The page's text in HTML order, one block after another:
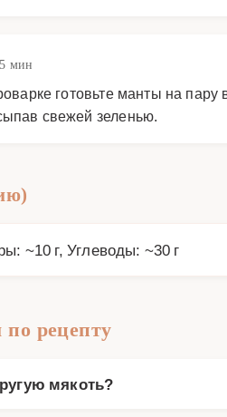
мин
готовьте манты на
свежей зеленью.
~10 г, Углеводы: ~30 г
рецепту
мякоть?